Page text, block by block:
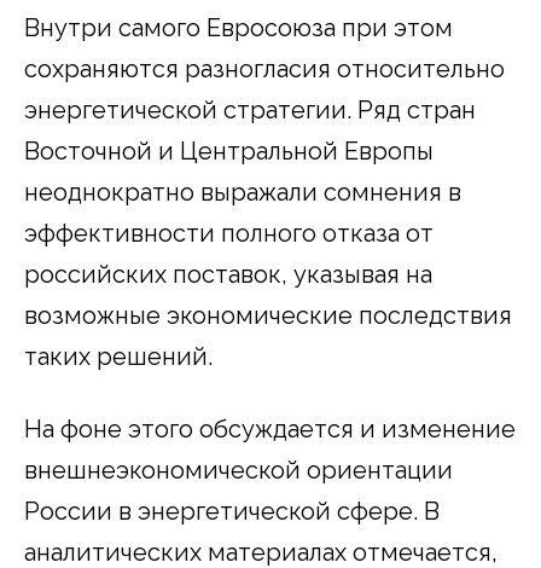
Внутри самого Евросоюза при этом
сохраняются разногласия относительно
энергетической стратегии. Ряд стран
Восточной и Центральной Европы
неоднократно выражали сомнения в
эффективности полного отказа от
российских поставок, указывая на
возможные экономические последствия
таких решений.
На фоне этого обсуждается и изменение
внешнеэкономической ориентации
России в энергетической сфере. В
аналитических материалах отмечается,